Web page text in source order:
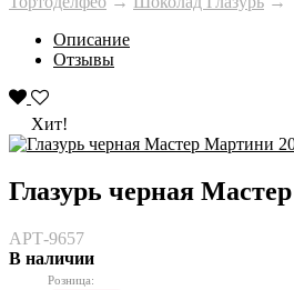
Описание
Отзывы
Хит!
Глазурь черная
АРТ-9657
В наличии
Розница: